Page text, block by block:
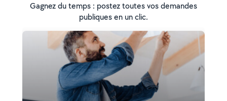
Gagnez du temps : postez toutes vos demandes
publiques en un clic.